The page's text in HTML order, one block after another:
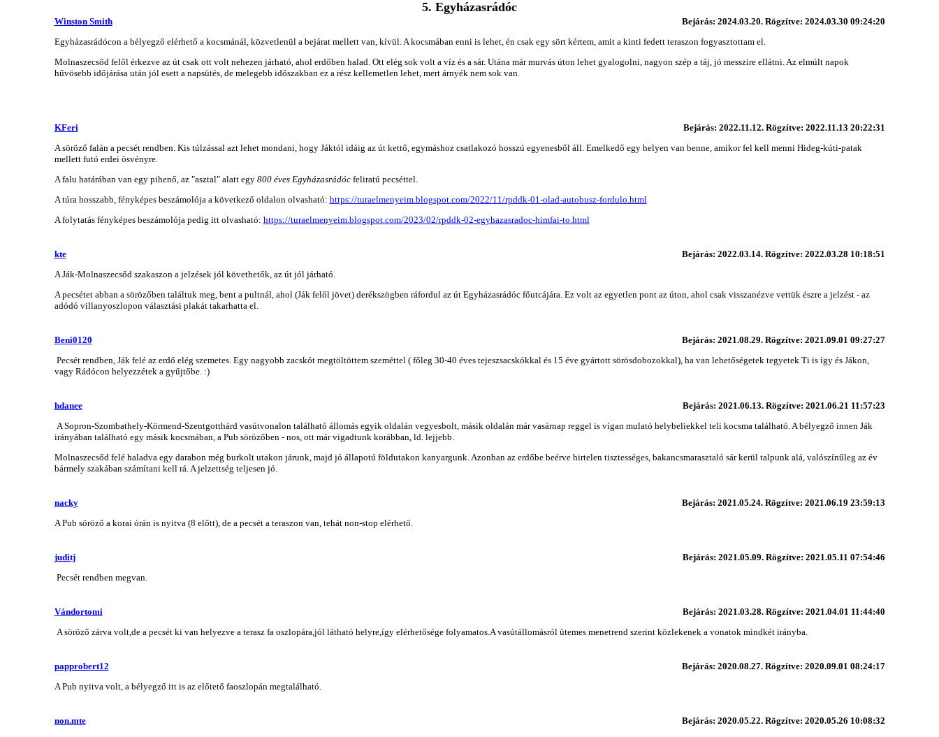
5. Egyházasrádóc
Winston Smith
Bejárás: 2024.03.20. Rögzítve: 2024.03.30 09:24:20
Egyházasrádócon a bélyegző elérhető a kocsmánál, közvetlenül a bejárat mellett van, kívül. A kocsmában enni is lehet, én csak egy sört kértem, amit a kinti fedett teraszon fogyasztottam el.
Molnaszecsőd felől érkezve az út csak ott volt nehezen járható, ahol erdőben halad. Ott elég sok volt a víz és a sár. Utána már murvás úton lehet gyalogolni, nagyon szép a táj, jó messzire ellátni. Az elmúlt napok
hűvösebb időjárása után jól esett a napsütés, de melegebb időszakban ez a rész kellemetlen lehet, mert árnyék nem sok van.
KFeri
Bejárás: 2022.11.12. Rögzítve: 2022.11.13 20:22:31
A söröző falán a pecsét rendben. Kis túlzással azt lehet mondani, hogy Jáktól idáig az út kettő, egymáshoz csatlakozó hosszú egyenesből áll. Emelkedő egy helyen van benne, amikor fel kell menni Hideg-kúti-patak
mellett futó erdei ösvényre.
A falu határában van egy pihenő, az "asztal" alatt egy 800 éves Egyházasrádócfeliratú pecséttel.
A túra hosszabb, fényképes beszámolója a következő oldalon olvasható: https://turaelmenyeim.blogspot.com/2022/11/rpddk-01-olad-autobusz-fordulo.html
A folytatás fényképes beszámolója pedig itt olvasható: https://turaelmenyeim.blogspot.com/2023/02/rpddk-02-egyhazasradoc-himfai-to.html
kte
Bejárás: 2022.03.14. Rögzítve: 2022.03.28 10:18:51
A Ják-Molnaszecsőd szakaszon a jelzések jól követhetők, az út jól járható.
A pecsétet abban a sörözőben találtuk meg, bent a pultnál, ahol (Ják felől jövet) derékszögben ráfordul az út Egyházasrádóc főutcájára. Ez volt az egyetlen pont az úton, ahol csak visszanézve vettük észre a jelzést - az
adódó villanyoszlopon választási plakát takarhatta el.
Beni0120
Bejárás: 2021.08.29. Rögzítve: 2021.09.01 09:27:27
Pecsét rendben, Ják felé az erdő elég szemetes. Egy nagyobb zacskót megtöltöttem szeméttel ( főleg 30-40 éves tejeszsacskókkal és 15 éve gyártott sörösdobozokkal), ha van lehetőségetek tegyetek Ti is így és Jákon,
vagy Rádócon helyezzétek a gyűjtőbe. :)
hdanee
Bejárás: 2021.06.13. Rögzítve: 2021.06.21 11:57:23
A Sopron-Szombathely-Körmend-Szentgotthárd vasútvonalon található állomás egyik oldalán vegyesbolt, másik oldalán már vasárnap reggel is vígan mulató helybeliekkel teli kocsma található. A bélyegző innen Ják
irányában található egy másik kocsmában, a Pub sörözőben - nos, ott már vigadtunk korábban, ld. lejjebb.
Molnaszecsőd felé haladva egy darabon még burkolt utakon járunk, majd jó állapotú földutakon kanyargunk. Azonban az erdőbe beérve hirtelen tisztességes, bakancsmarasztaló sár kerül talpunk alá, valószínűleg az év
bármely szakában számítani kell rá. A jelzettség teljesen jó.
nacky
Bejárás: 2021.05.24. Rögzítve: 2021.06.19 23:59:13
A Pub söröző a korai órán is nyitva (8 előtt), de a pecsét a teraszon van, tehát non-stop elérhető.
juditj
Bejárás: 2021.05.09. Rögzítve: 2021.05.11 07:54:46
Pecsét rendben megvan.
Vándortomi
Bejárás: 2021.03.28. Rögzítve: 2021.04.01 11:44:40
A söröző zárva volt,de a pecsét ki van helyezve a terasz fa oszlopára,jól látható helyre,így elérhetősége folyamatos.A vasútállomásról ütemes menetrend szerint közlekenek a vonatok mindkét irányba.
papprobert12
Bejárás: 2020.08.27. Rögzítve: 2020.09.01 08:24:17
A Pub nyitva volt, a bélyegző itt is az előtető faoszlopán megtalálható.
non.mte
Bejárás: 2020.05.22. Rögzítve: 2020.05.26 10:08:32